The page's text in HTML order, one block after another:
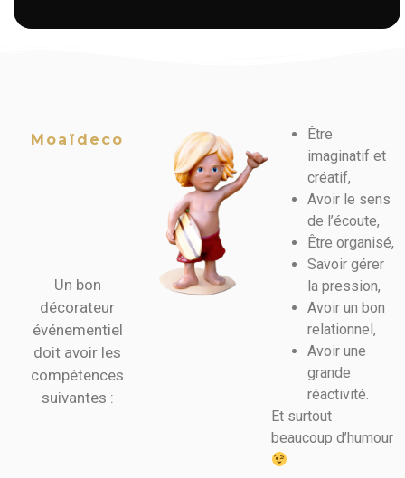
Moaïdeco
Les
compétences
Un bon
décorateur
événementiel
doit avoir les
compétences
suivantes :
Être
imaginatif et
créatif,
Avoir le sens
de l’écoute,
Être organisé,
Savoir gérer
la pression,
Avoir un bon
relationnel,
Avoir une
grande
réactivité.
Et surtout
beaucoup d’humour